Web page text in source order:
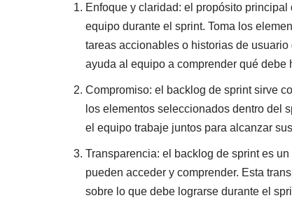
Enfoque y claridad: el propósito
equipo durante el sprint. Toma los
tareas accionables o historias de
ayuda al equipo a comprender qué debe
Compromiso: el backlog de sprint sirve
los elementos seleccionados dentro del
el equipo trabaje juntos para alcanzar
Transparencia: el backlog de sprint es
pueden acceder y comprender. Esta
sobre lo que debe lograrse durante el